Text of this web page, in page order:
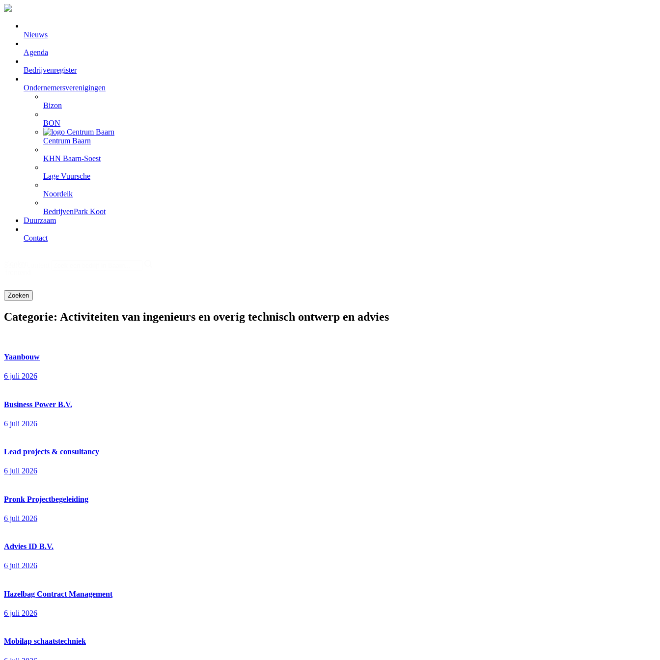
Nieuws
Agenda
Bedrijvenregister
Ondernemersverenigingen
Bizon
BON
Centrum Baarn
KHN Baarn-Soest
Lage Vuursche
Noordeik
BedrijvenPark Koot
Duurzaam
Contact
Categorie: Activiteiten van ingenieurs en overig technisch ontwerp en advies
Yaanbouw
6 juli 2026
Business Power B.V.
6 juli 2026
Lead projects & consultancy
6 juli 2026
Pronk Projectbegeleiding
6 juli 2026
Advies ID B.V.
6 juli 2026
Hazelbag Contract Management
6 juli 2026
Mobilap schaatstechniek